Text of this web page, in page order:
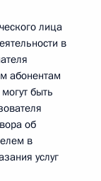
лица
в
абонентам
быть
об
в
услуг